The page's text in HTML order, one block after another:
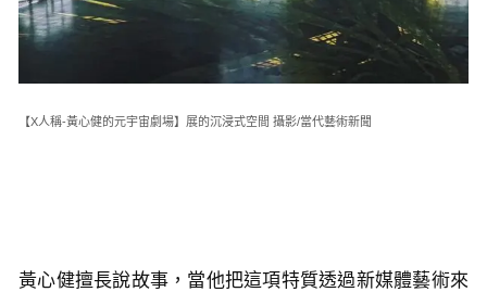
【X人稱-黃心健的元宇宙劇場】展的沉浸式空間 攝影/當代藝術新聞
黃心健擅長說故事，當他把這項特質透過新媒體藝術來